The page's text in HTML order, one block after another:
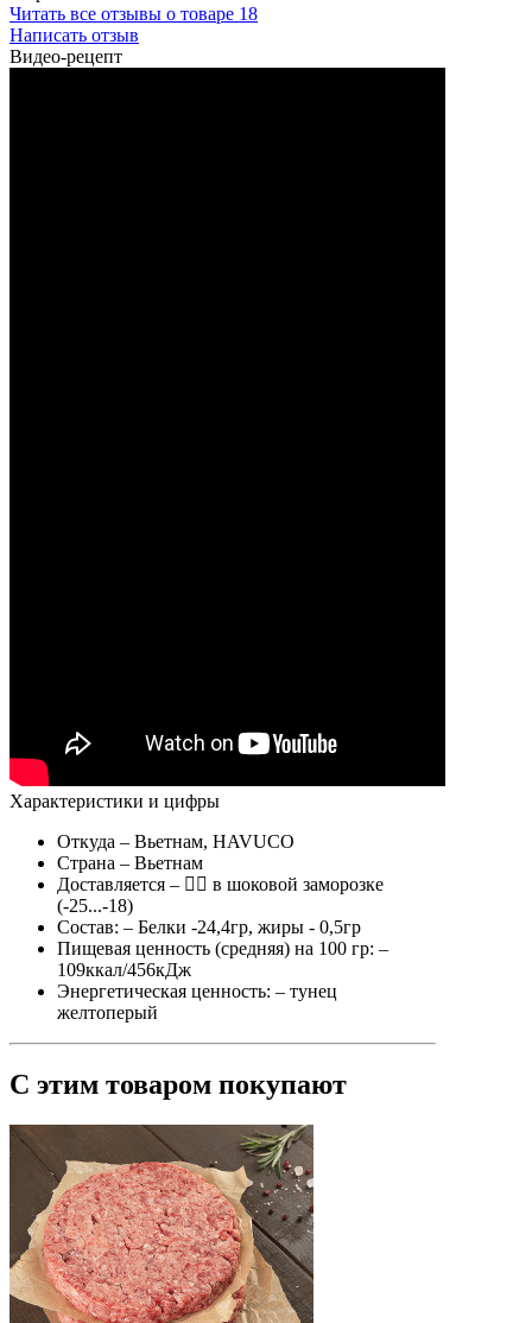
Читать все отзывы о товаре 18
Написать отзыв
Видео-рецепт
Характеристики и цифры
Откуда – Вьетнам, HAVUCO
Страна – Вьетнам
Доставляется –
в шоковой заморозке
(-25...-18)
Состав: – Белки -24,4гр, жиры - 0,5гр
Пищевая ценность (средняя) на 100 гр: –
109ккал/456кДж
Энергетическая ценность: – тунец
желтоперый
С этим товаром покупают